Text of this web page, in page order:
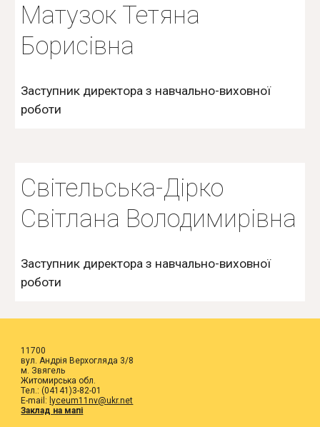
Матузок Тетяна
Борисівна
Заступник директора з навчально-виховної
роботи
Світельська-Дірко
Світлана Володимирівна
Заступник директора з навчально-виховної
роботи
11700
вул. Андрія Верхогляда 3/8
м. Звягель
Житомирська обл.
Тел.: (04141)3-82-01
E-mail: lyceum11nv@ukr.net
Заклад на мапі